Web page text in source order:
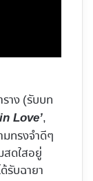
ราง (รับบท
Love’,
ทรงจำดีๆ
สดใสอยู่
รับฉายา